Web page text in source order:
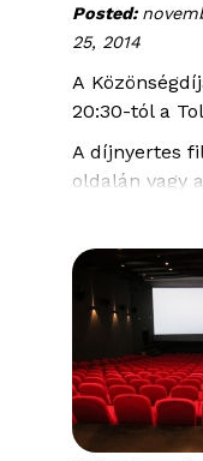
Posted:
25, 2014
A
20:30-tól a
A díjnyertes
oldalán vagy